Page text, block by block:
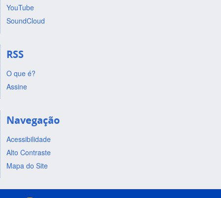
YouTube
SoundCloud
RSS
O que é?
Assine
Navegação
Acessibilidade
Alto Contraste
Mapa do Site